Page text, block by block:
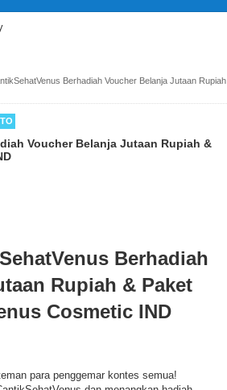
Berhadiah Voucher Belanja Jutaan Rupiah
Voucher Belanja Jutaan Rupiah &
Berhadiah
Rupiah & Paket
Cosmetic IND
para penggemar kontes semua!